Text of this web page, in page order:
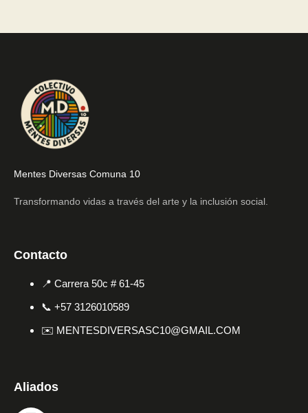
Mentes Diversas Comuna 10
Transformando vidas a través del arte y la inclusión social.
Contacto
📍 Carrera 50c # 61-45
📞 +57 3126010589
✉️ MENTESDIVERSASC10@GMAIL.COM
Aliados